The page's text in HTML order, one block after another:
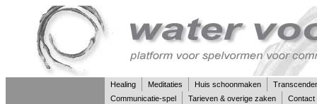
Healing Meditaties Huis schoonmaken
Communicatie-spel
Tarieven & overige zaken Contact